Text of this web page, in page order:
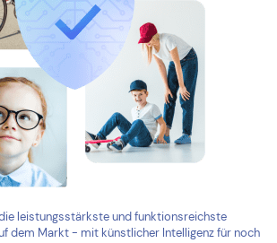
leistungsstärkste und funktionsreichste
dem Markt - mit künstlicher Intelligenz für noch